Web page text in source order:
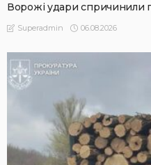
Ворожі удари спричинили
Superadmin 06.08.2026